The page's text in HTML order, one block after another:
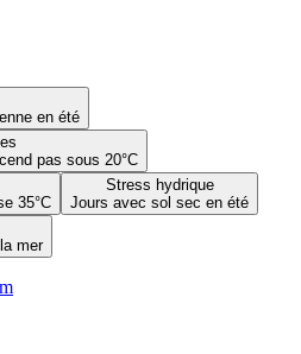
en été
pas sous 20°C
35°C
Stress hydrique
Jours avec sol sec en été
mer